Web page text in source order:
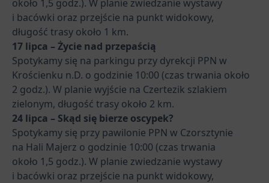
około 1,5 godz.). W planie zwiedzanie wystawy
i bacówki oraz przejście na punkt widokowy,
długość trasy około 1 km.
17 lipca – Życie nad przepaścią
Spotykamy się na parkingu przy dyrekcji PPN w
Krościenku n.D. o godzinie 10:00 (czas trwania około
2 godz.). W planie wyjście na Czertezik szlakiem
zielonym, długość trasy około 2 km.
24 lipca – Skąd się bierze oscypek?
Spotykamy się przy pawilonie PPN w Czorsztynie
na Hali Majerz o godzinie 10:00 (czas trwania
około 1,5 godz.). W planie zwiedzanie wystawy
i bacówki oraz przejście na punkt widokowy,